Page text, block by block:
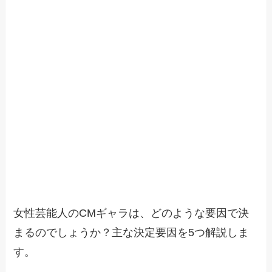
女性芸能人のCMギャラは、どのような要因で決
まるのでしょうか？主な決定要因を5つ解説しま
す。